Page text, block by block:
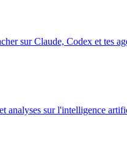
sur Claude, Codex et tes
analyses sur l'intelligence